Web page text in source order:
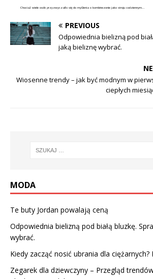
Chociaż wiele osób przyzwyczaiło się do myślenia o kombinezonie jako stroju codziennym...
PREVIOUS
Odpowiednia bielizną pod
jaką bieliznę wybrać.
Wiosenne trendy – jak być modnym w
ciepłych
MODA
Te buty Jordan powalają ceną
Odpowiednia bielizną pod białą bluzkę.
wybrać.
Kiedy zacząć nosić ubrania dla
Zegarek dla dziewczyny – Przegląd